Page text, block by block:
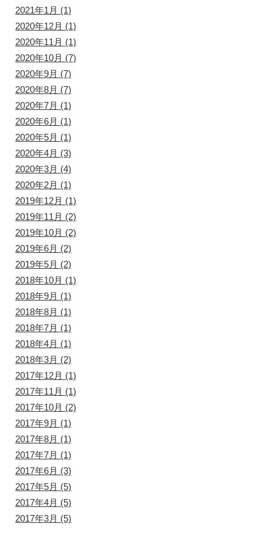
2021年1月 (1)
2020年12月 (1)
2020年11月 (1)
2020年10月 (7)
2020年9月 (7)
2020年8月 (7)
2020年7月 (1)
2020年6月 (1)
2020年5月 (1)
2020年4月 (3)
2020年3月 (4)
2020年2月 (1)
2019年12月 (1)
2019年11月 (2)
2019年10月 (2)
2019年6月 (2)
2019年5月 (2)
2018年10月 (1)
2018年9月 (1)
2018年8月 (1)
2018年7月 (1)
2018年4月 (1)
2018年3月 (2)
2017年12月 (1)
2017年11月 (1)
2017年10月 (2)
2017年9月 (1)
2017年8月 (1)
2017年7月 (1)
2017年6月 (3)
2017年5月 (5)
2017年4月 (5)
2017年3月 (5)